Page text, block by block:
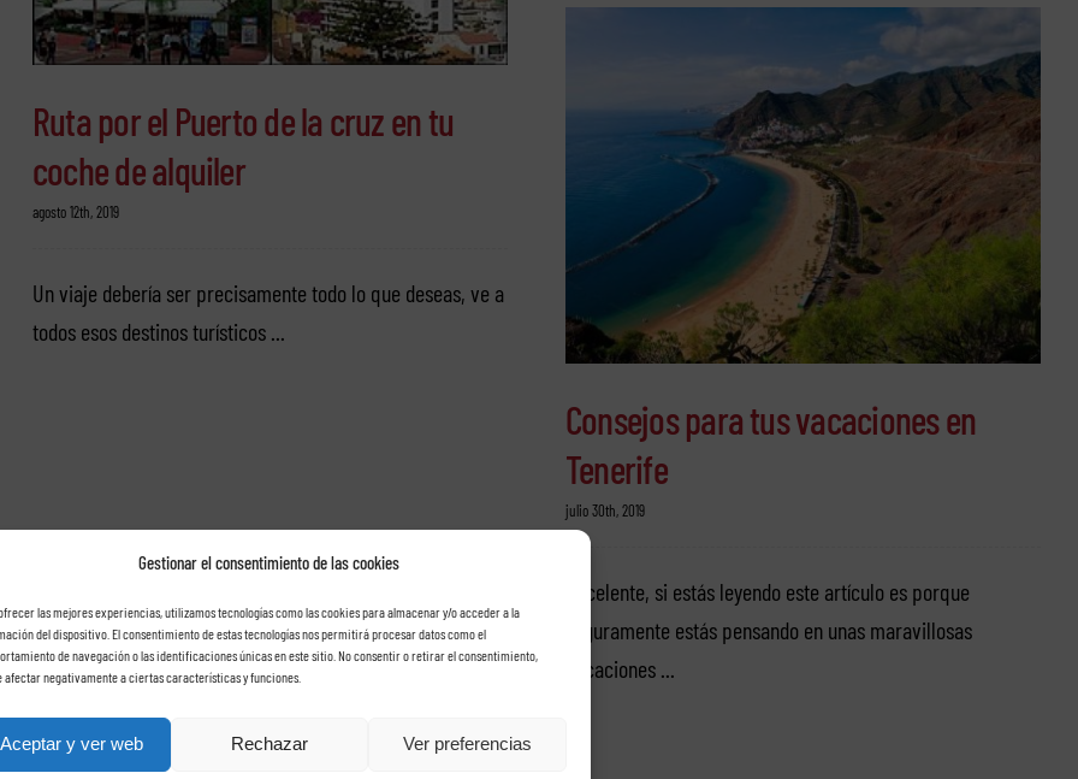
Gestionar el consentimiento de las cookies
las mejores experiencias, utilizamos tecnologías como las cookies para almacenar y/o acceder a la
del dispositivo. El consentimiento de estas tecnologías nos permitirá procesar datos como el
de navegación o las identificaciones únicas en este sitio. No consentir o retirar el consentimiento,
afectar negativamente a ciertas características y funciones.
Aceptar y ver web Rechazar Ver preferencias
Ruta por el Puerto de la cruz en tu
coche de alquiler
agosto 12th, 2019
Un viaje debería ser precisamente todo lo que deseas, ve a
todos esos destinos turísticos ...
Consejos para tus vacaciones en
Tenerife
julio 30th, 2019
Excelente, si estás leyendo este artículo es porque
seguramente estás pensando en unas maravillosas
vacaciones ...